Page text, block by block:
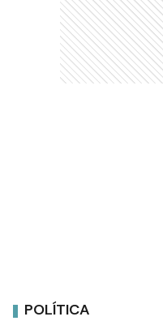
POLÍTICA